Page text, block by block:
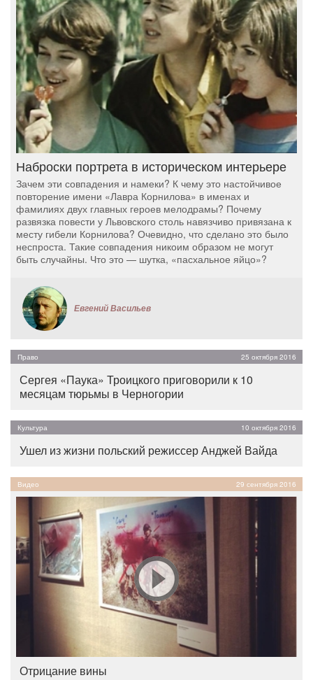
Наброски портрета в историческом интерьере
Зачем эти совпадения и намеки? К чему это настойчивое
повторение имени «Лавра Корнилова» в именах и
фамилиях двух главных героев мелодрамы? Почему
развязка повести у Львовского столь навязчиво привязана к
месту гибели Корнилова? Очевидно, что сделано это было
неспроста. Такие совпадения никоим образом не могут
быть случайны. Что это — шутка, «пасхальное яйцо»?
Евгений Васильев
Право 25 октября 2016
Сергея «Паука» Троицкого приговорили к 10
месяцам тюрьмы в Черногории
Культура 10 октября 2016
Ушел из жизни польский режиссер Анджей Вайда
Видео 29 сентября 2016
Отрицание вины